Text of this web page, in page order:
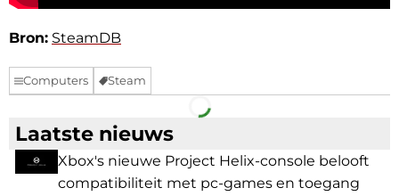
Bron: SteamDB
Computers Steam
Facebook Telegram
Laatste nieuws
Xbox's nieuwe Project Helix-console belooft
compatibiliteit met pc-games en toegang